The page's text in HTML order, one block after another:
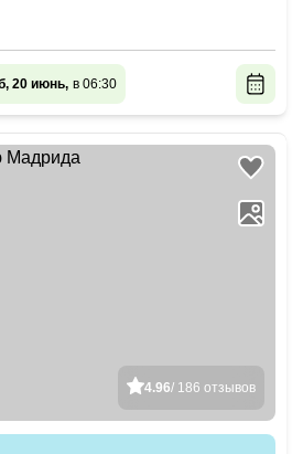
20 июнь, в 06:30
4.96/ 186 отзывов